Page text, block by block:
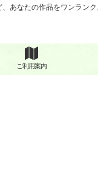
なたの作品をワンランク
ご利用案内